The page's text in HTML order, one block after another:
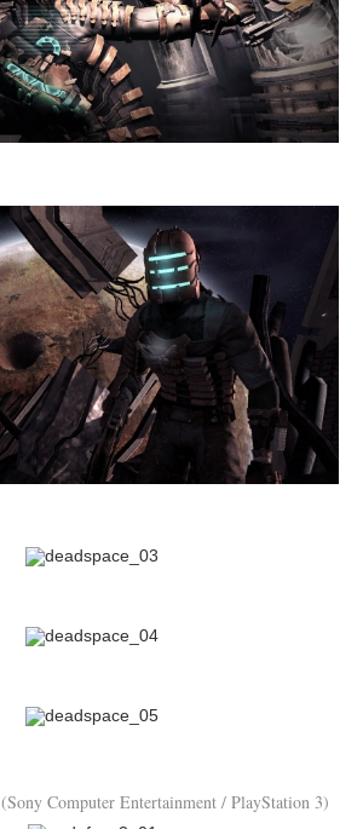
(Sony Computer Entertainment / PlayStation 3)